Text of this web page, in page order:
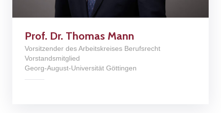
Prof. Dr. Thomas Mann
Vorsitzender des Arbeitskreises Berufsrecht
Vorstandsmitglied
Georg-August-Universität Göttingen